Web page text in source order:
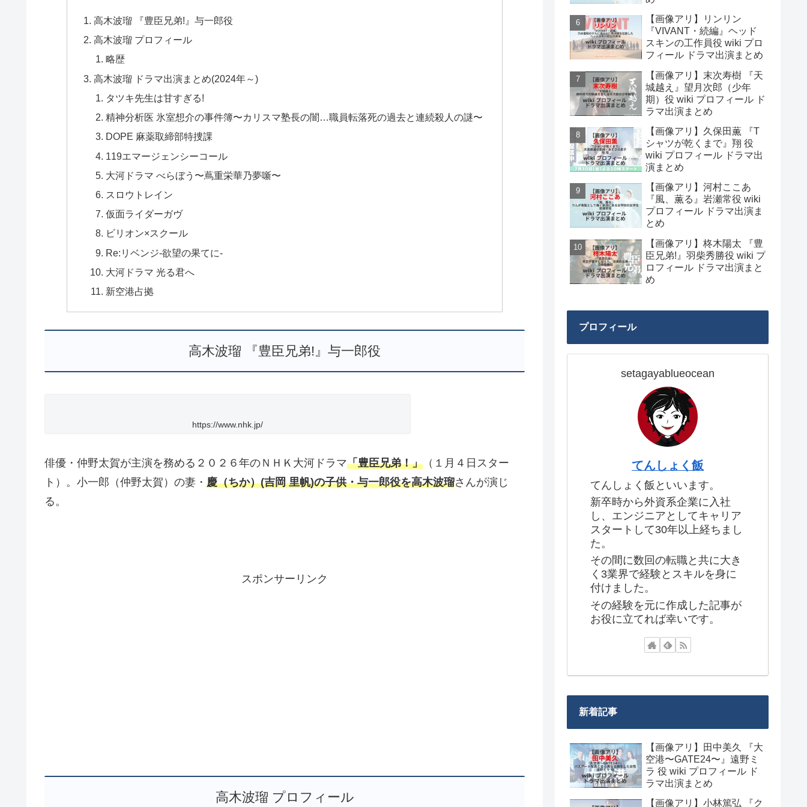
高木波瑠 『豊臣兄弟!』与一郎役
高木波瑠 プロフィール
略歴
高木波瑠 ドラマ出演まとめ(2024年～)
タツキ先生は甘すぎる!
精神分析医 氷室想介の事件簿〜カリスマ塾長の闇…職員転落死の過去と連続殺人の謎〜
DOPE 麻薬取締部特捜課
119エマージェンシーコール
大河ドラマ べらぼう〜蔦重栄華乃夢噺〜
スロウトレイン
仮面ライダーガヴ
ビリオン×スクール
Re:リベンジ-欲望の果てに-
大河ドラマ 光る君へ
新空港占拠
高木波瑠 『豊臣兄弟!』与一郎役
https://www.nhk.jp/
俳優・仲野太賀が主演を務める２０２６年のＮＨＫ大河ドラマ「豊臣兄弟！」 （１月４日スター
ト）。小一郎（仲野太賀）の妻・ 慶（ちか）(吉岡 里帆)の子供・与一郎役を高木波瑠さんが演じ
る。
スポンサーリンク
高木波瑠 プロフィール
【画像アリ】リンリン
『VIVANT・続編』ヘッド
スキンの工作員役 wiki プロ
フィール ドラマ出演まとめ
【画像アリ】末次寿樹 『天
城越え』望月次郎（少年
期）役 wiki プロフィール ド
ラマ出演まとめ
【画像アリ】久保田薫 『T
シャツが乾くまで』翔 役
wiki プロフィール ドラマ出
演まとめ
【画像アリ】河村ここあ
『風、薫る』岩瀬常役 wiki
プロフィール ドラマ出演ま
とめ
【画像アリ】柊木陽太 『豊
臣兄弟!』羽柴秀勝役 wiki プ
ロフィール ドラマ出演まと
め
プロフィール
setagayablueocean
てんしょく飯
てんしょく飯といいます。
新卒時から外資系企業に入社
し、エンジニアとしてキャリア
スタートして30年以上経ちまし
た。
その間に数回の転職と共に大き
く3業界で経験とスキルを身に
付けました。
その経験を元に作成した記事が
お役に立てれば幸いです。
新着記事
【画像アリ】田中美久 『大
空港〜GATE24〜』遠野ミ
ラ 役 wiki プロフィール ド
ラマ出演まとめ
【画像アリ】小林篤弘 『ク